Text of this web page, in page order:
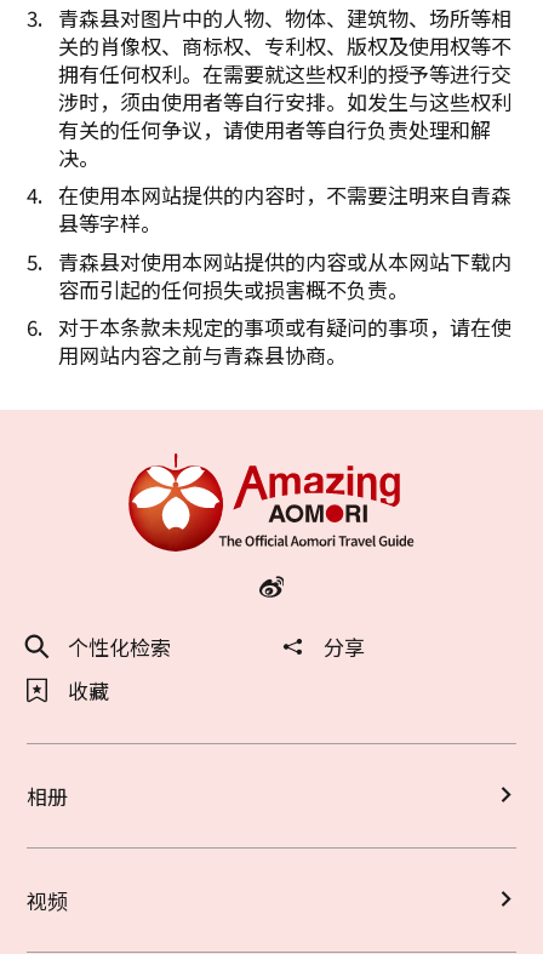
青森县对图片中的人物、物体、建筑物、场所等相
关的肖像权、商标权、专利权、版权及使用权等不
拥有任何权利。在需要就这些权利的授予等进行交
涉时，须由使用者等自行安排。如发生与这些权利
有关的任何争议，请使用者等自行负责处理和解
决。
在使用本网站提供的内容时，不需要注明来自青森
县等字样。
青森县对使用本网站提供的内容或从本网站下载内
容而引起的任何损失或损害概不负责。
对于本条款未规定的事项或有疑问的事项，请在使
用网站内容之前与青森县协商。
个性化检索
分享
收藏
相册
视频